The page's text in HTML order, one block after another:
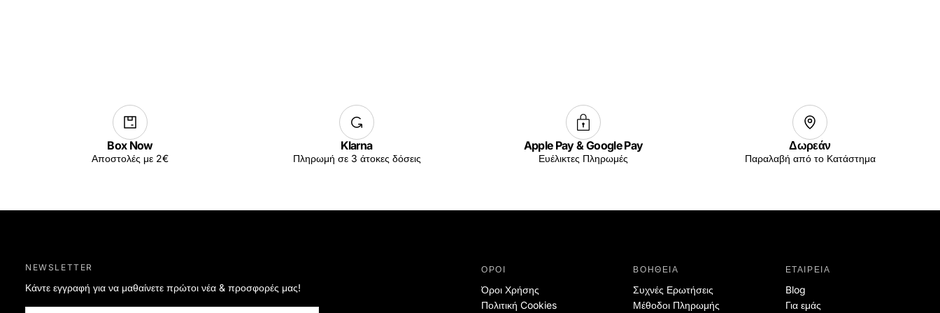
Box Now
Αποστολές με 2€
Klarna
Πληρωμή σε 3 άτοκες δόσεις
Apple Pay & Google Pay
Ευέλικτες Πληρωμές
Δωρεάν
Παραλαβή από το Κατάστημα
NEWSLETTER
Κάντε εγγραφή για να μαθαίνετε πρώτοι νέα & προσφορές μας!
ΟΡΟΙ
Όροι Χρήσης
Πολιτική Cookies
ΒΟΗΘΕΙΑ
Συχνές Ερωτήσεις
Μέθοδοι Πληρωμής
ΕΤΑΙΡΕΙΑ
Blog
Για εμάς